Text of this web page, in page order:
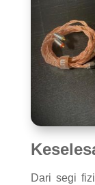
Dari segi